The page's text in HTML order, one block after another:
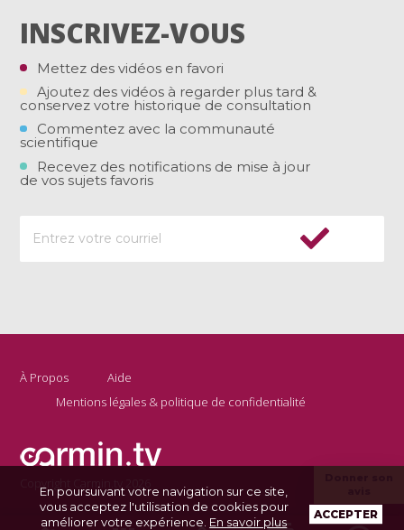
INSCRIVEZ-VOUS
Mettez des vidéos en favori
Ajoutez des vidéos à regarder plus tard &
conservez votre historique de consultation
Commentez avec la communauté
scientifique
Recevez des notifications de mise à jour
de vos sujets favoris
À Propos
Aide
Mentions légales & politique de confidentialité
Copyright Carmin.tv 2026
En poursuivant votre navigation sur ce site,
vous acceptez l'utilisation de cookies pour
améliorer votre expérience. En savoir plus
ACCEPTER